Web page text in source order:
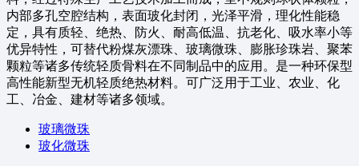
内部多孔空腔结构，表面玻化封闭，光泽平滑，理化性能稳
定，具有质轻、绝热、防火、耐高低温、抗老化、吸水率小等
优异特性，可替代粉煤灰漂珠、玻璃微珠、膨胀珍珠岩、聚苯
颗粒等诸多传统轻质骨料在不同制品中的应用。是一种环保型
高性能新型无机轻质绝热材料。可广泛用于工业、农业、化
工、冶金、建材等诸多领域。
玻璃微珠
玻化微珠